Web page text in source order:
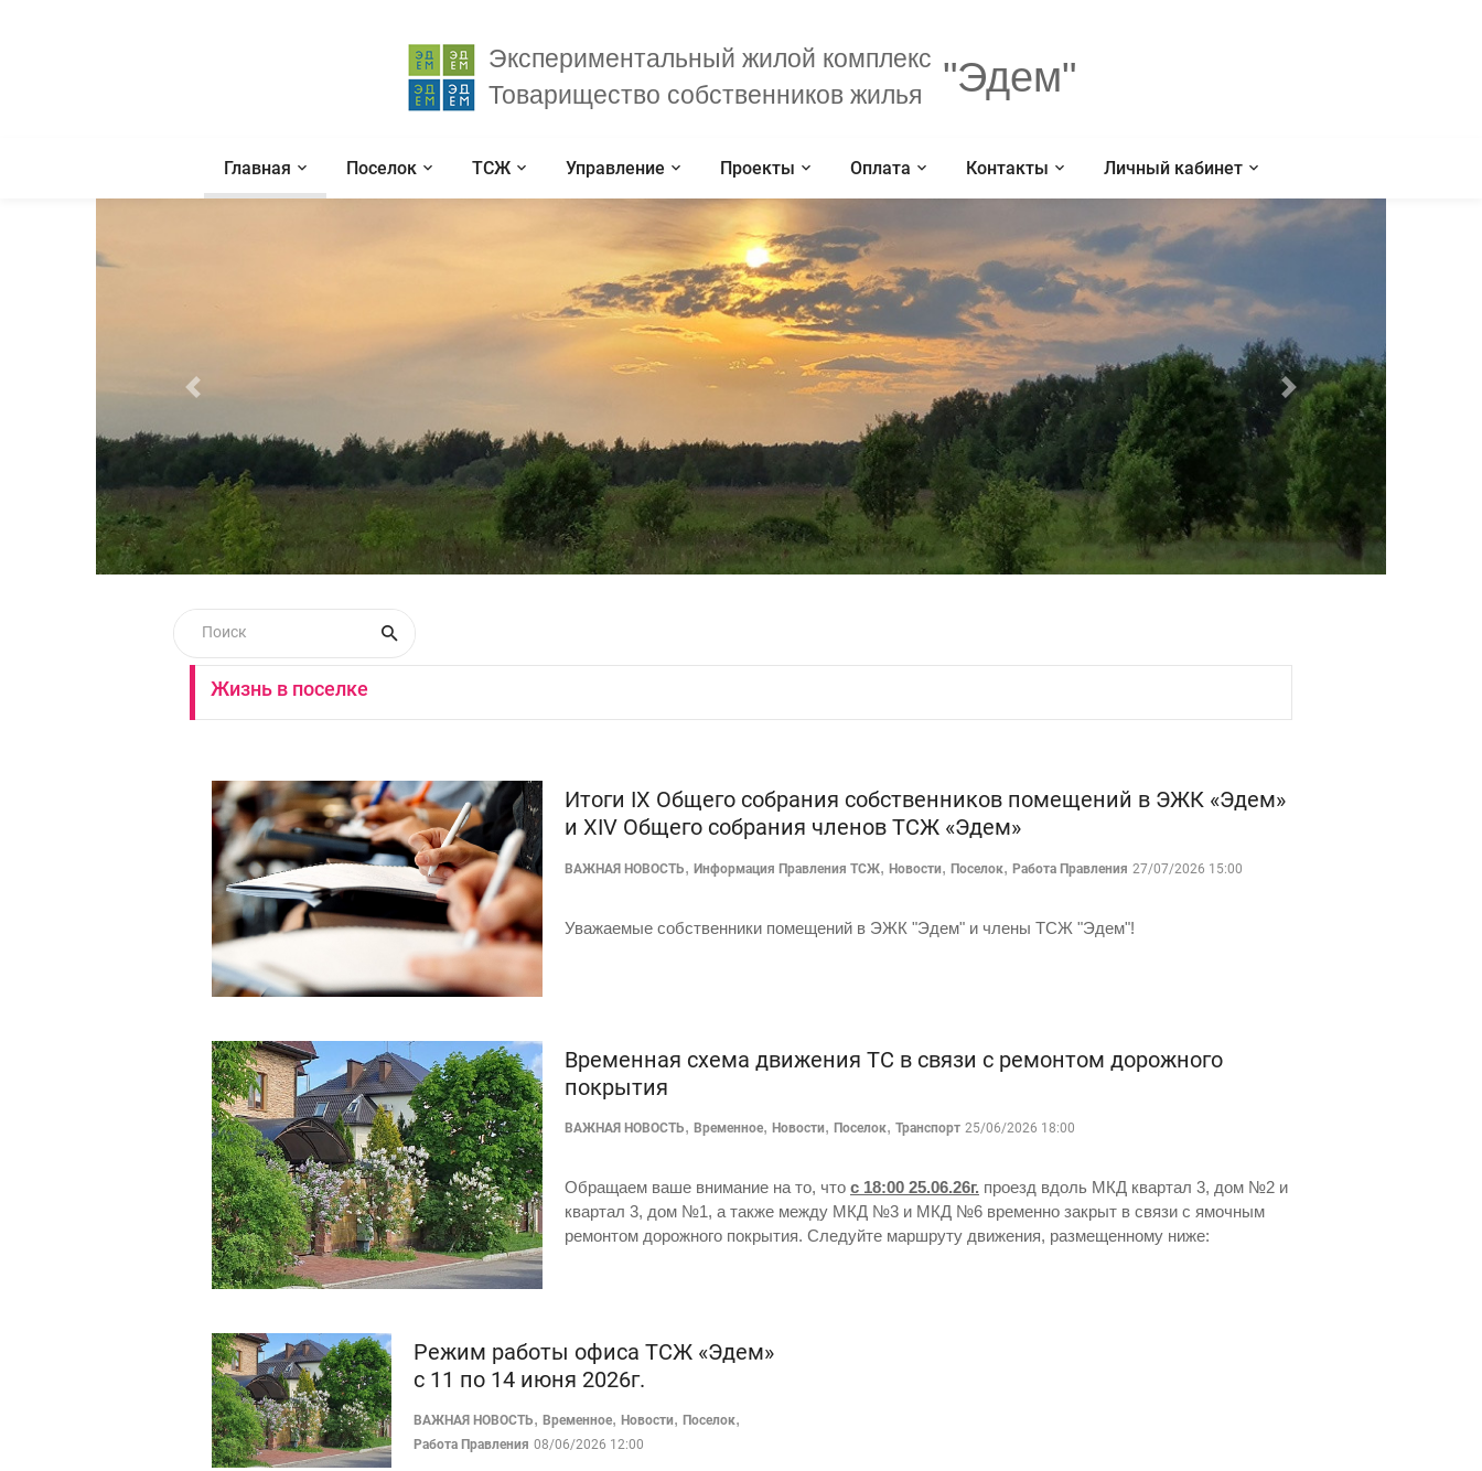
Экспериментальный жилой комплекс
Товарищество собственников жилья
"Эдем"
Главная Поселок ТСЖ Управление Проекты Оплата Контакты Личный кабинет
Previous Next
Жизнь в поселке
Итоги IX Общего собрания собственников помещений в ЭЖК «Эдем»
и XIV Общего собрания членов ТСЖ «Эдем»
ВАЖНАЯ НОВОСТЬ, Информация Правления ТСЖ, Новости, Поселок, Работа Правления 27/07/2026 15:00
Уважаемые собственники помещений в ЭЖК "Эдем" и члены ТСЖ "Эдем"!
Временная схема движения ТС в связи с ремонтом дорожного
покрытия
ВАЖНАЯ НОВОСТЬ, Временное, Новости, Поселок, Транспорт 25/06/2026 18:00
Обращаем ваше внимание на то, что с 18:00 25.06.26г. проезд вдоль МКД квартал 3, дом №2 и
квартал 3, дом №1, а также между МКД №3 и МКД №6 временно закрыт в связи с ямочным
ремонтом дорожного покрытия. Следуйте маршруту движения, размещенному ниже:
Режим работы офиса ТСЖ «Эдем»
с 11 по 14 июня 2026г.
ВАЖНАЯ НОВОСТЬ, Временное, Новости, Поселок,
Работа Правления 08/06/2026 12:00